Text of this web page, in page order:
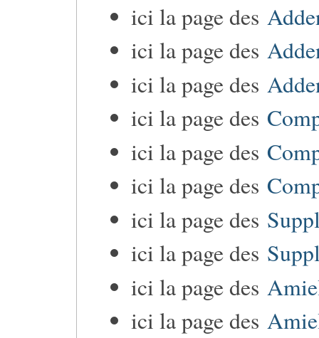
ici la page des
ici la page des
ici la page des
ici la page des
ici la page des
ici la page des
ici la page des
ici la page des
ici la page des
ici la page des